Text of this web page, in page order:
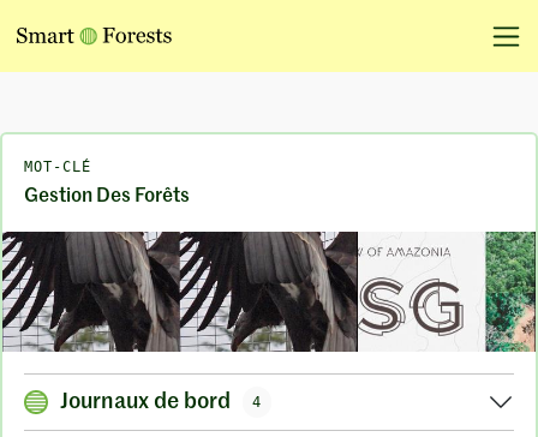
MOT-CLÉ
Gestion Des Forêts
Journaux de bord 4